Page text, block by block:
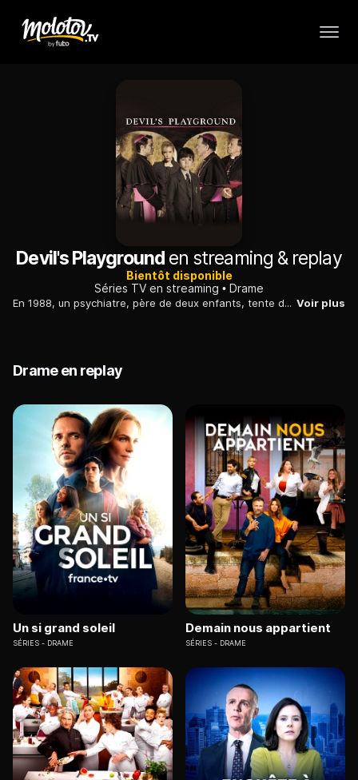
Devil's Playgrounden streaming & replay
Bientôt disponible
Séries TV en streaming
Drame
En 1988, un psychiatre, père de deux enfants, tente de se remettre de la mort de son épouse, lorsqu'un élève d'une école catholique est porté disparu. Voir plus
Drame en replay
Un si grand soleil
SÉRIES DRAME
Demain nous appartient
SÉRIES DRAME